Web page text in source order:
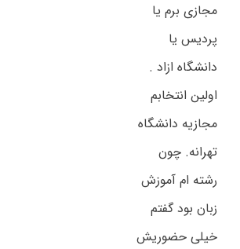
مجازی برم یا
پردیس یا
دانشگاه ازاد .
اولین انتخابم
مجازیه دانشگاه
تهرانه. چون
رشته ام آموزش
زبان بود گفتم
خیلی حضوریش